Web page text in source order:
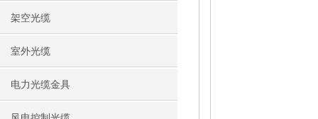
架空光缆
室外光缆
电力光缆金具